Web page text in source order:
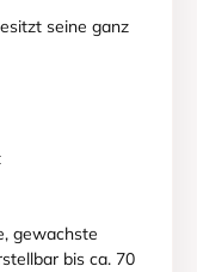
seine ganz
gewachste
bis ca. 70